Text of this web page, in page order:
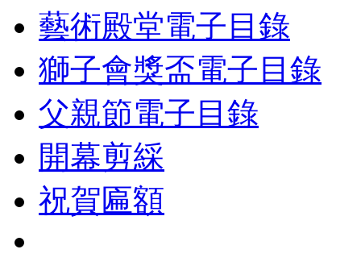
藝術殿堂電子目錄
獅子會獎盃電子目錄
父親節電子目錄
開幕剪綵
祝賀匾額